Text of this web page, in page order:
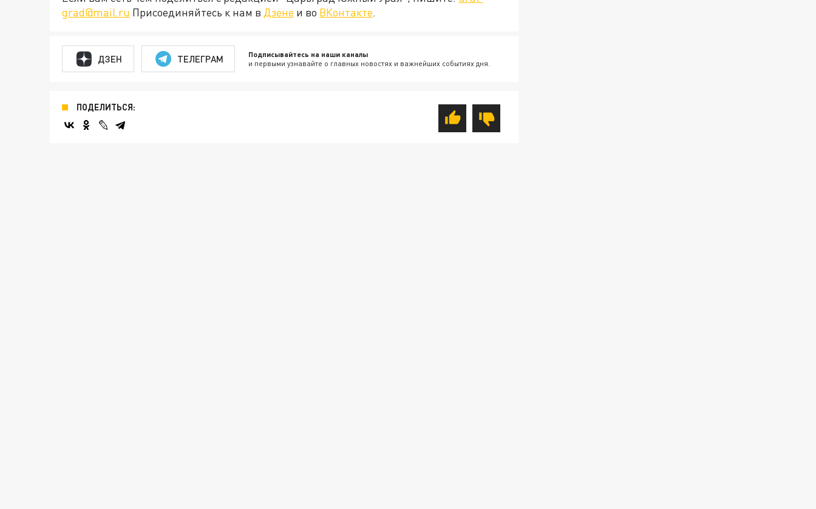
grad@mail.ru Присоединяйтесь к нам в Дзене и во ВКонтакте.
ДЗЕН ТЕЛЕГРАМ Подписывайтесь на наши каналы
и первыми узнавайте о главных новостях и важнейших событиях дня.
ПОДЕЛИТЬСЯ: